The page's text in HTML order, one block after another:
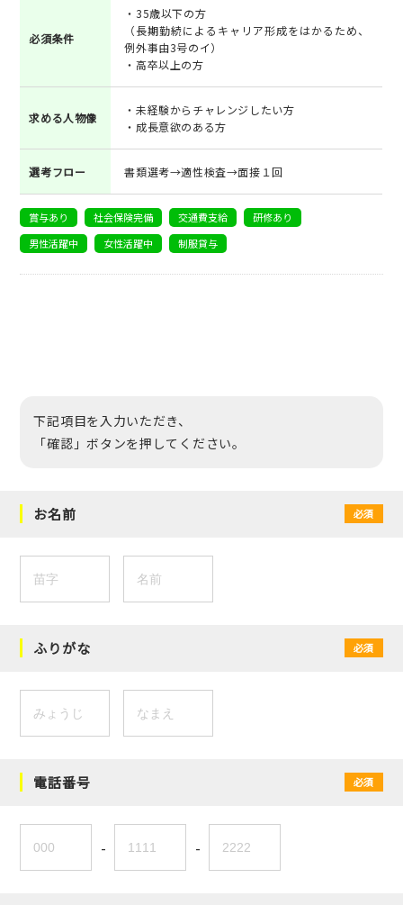
必須条件
・35歳以下の方
（長期勤続によるキャリア形成をはかるため、
例外事由3号のイ）
・高卒以上の方
求める人物像
・未経験からチャレンジしたい方
・成長意欲のある方
選考フロー 書類選考→適性検査→面接１回
賞与あり 社会保険完備 交通費支給
研修あり
男性活躍中
女性活躍中 制服貸与
下記項目を入力いただき、
「確認」ボタンを押してください。
お名前 必須
ふりがな 必須
電話番号 必須
- -